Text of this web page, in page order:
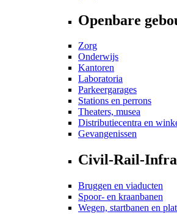
Openbare
Zorg
Onderwijs
Kantoren
Laboratoria
Parkeergarages
Stations en perrons
Theaters, musea
Distributiecentra en
Gevangenissen
Civil-Rail-Infra
Bruggen en viaducten
Spoor- en kraanbanen
Wegen, startbanen en